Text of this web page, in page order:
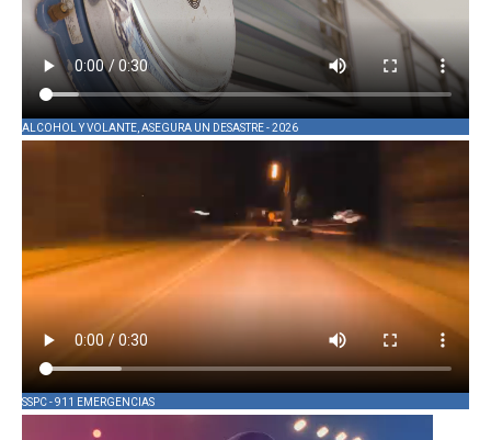
ALCOHOL Y VOLANTE, ASEGURA UN DESASTRE - 2026
SSPC - 911 EMERGENCIAS